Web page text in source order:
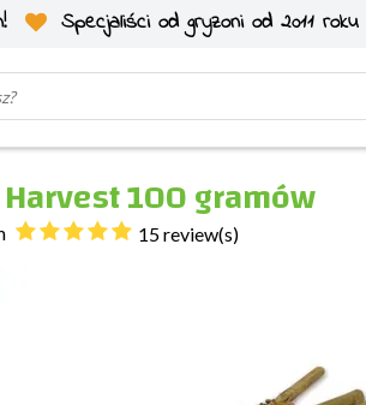
Specjaliści od gryzoni od 2011 roku
100 gramów
15 review(s)